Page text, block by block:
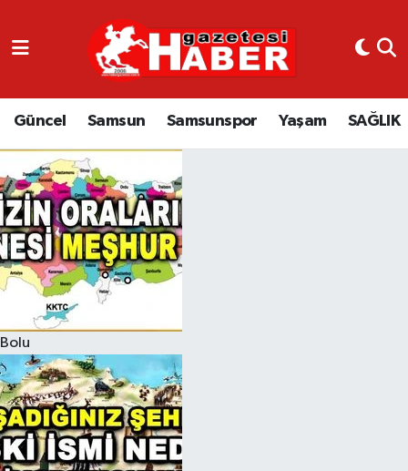
Güncel Samsun Samsunspor Yaşam SAĞLIK
Bolu
GÜNCEL
SAMSUN
SAMSUNSPOR
EKONOMİ
YAŞAM